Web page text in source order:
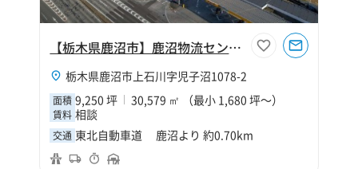
【栃木県鹿沼市】鹿沼物流センター
栃木県鹿沼市上石川字児子沼1078-2
面積 9,250 坪 30,579 ㎡ （最小 1,680 坪～）
賃料 相談
交通 東北自動車道 鹿沼より 約0.70km